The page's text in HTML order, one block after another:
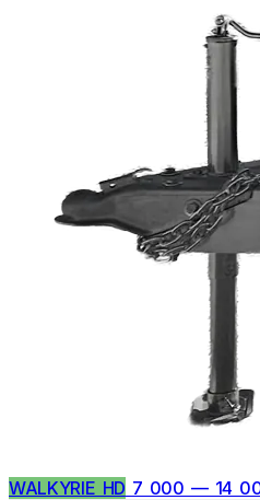
WALKYRIE HD 7 000 — 14